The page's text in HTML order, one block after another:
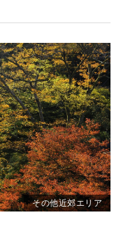
その他近郊エリア